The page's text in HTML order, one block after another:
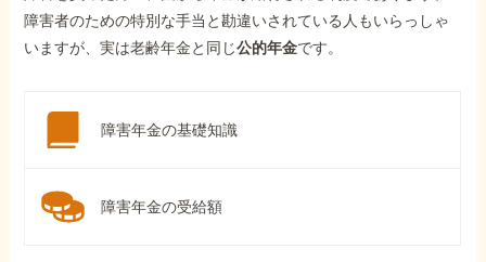
障害者のための特別な手当と勘違いされている人もいらっしゃ
いますが、実は老齢年金と同じ公的年金です。
障害年金の基礎知識
障害年金の受給額